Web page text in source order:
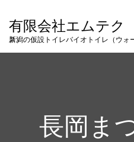
有限会社エムテク
新潟の仮設トイレバイオトイレ（ウォータス）
長岡ま